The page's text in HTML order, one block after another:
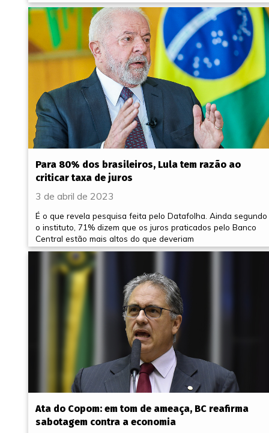
Para 80% dos brasileiros, Lula tem razão ao
criticar taxa de juros
3 de abril de 2023
É o que revela pesquisa feita pelo Datafolha. Ainda segundo
o instituto, 71% dizem que os juros praticados pelo Banco
Central estão mais altos do que deveriam
Ata do Copom: em tom de ameaça, BC reafirma
sabotagem contra a economia